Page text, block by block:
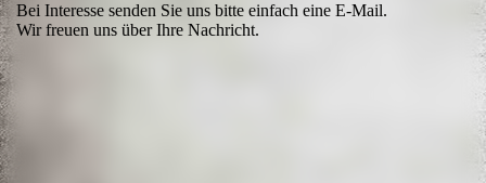
Bei Interesse senden Sie uns bitte einfach eine E-Mail.
Wir freuen uns über Ihre Nachricht.